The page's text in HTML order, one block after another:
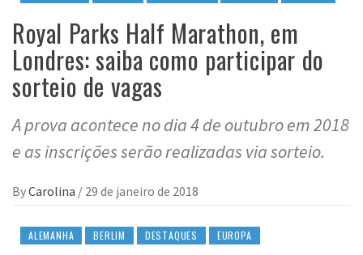
Royal Parks Half Marathon, em
Londres: saiba como participar do
sorteio de vagas
A prova acontece no dia 4 de outubro em 2018
e as inscrições serão realizadas via sorteio.
ByCarolina / 29 de janeiro de 2018
ALEMANHA BERLIM DESTAQUES EUROPA